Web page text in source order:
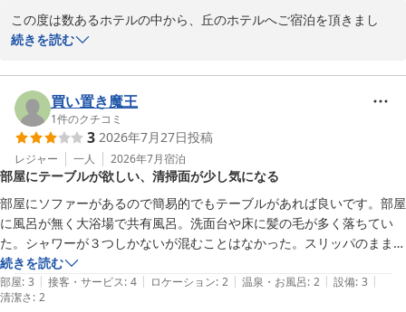
・ジャグジー(泡風呂)のスイッチが途中で入らなくなった
・レストラン会場にお湯の用意がない
・客室デスクのコンセントが使いづらい
この度は数あるホテルの中から、丘のホテルへご宿泊を頂きまし
て、誠にありがとうございました。また、お忙しい中、口コミをご
お客様からは、率直な評価を沢山頂戴し、大変有難く存じます。低
評価であった点を真摯に受け止め、お客様のご意見に耳を傾けなが
ら、今後のサービスに努めて参ります。
機会がございましたらまたご利用くださいませ。スタッフ一同心よ
りお待ちしております。
フロント　高橋
丘のホテル
2026-08-02
続きを読む
買い置き魔王
1件のクチコミ
3 2026年7月27日投稿
レジャー 一人 2026年7月宿泊
部屋にテーブルが欲しい、清掃面が少し気になる
部屋にソファーがあるので簡易的でもテーブルがあれば良いです。部屋
に風呂が無く大浴場で共有風呂。洗面台や床に髪の毛が多く落ちてい
た。シャワーが３つしかないが混むことはなかった。スリッパのまま脱
衣所に入ってきて、更に浴室で身体を拭くこともなくダラダラのまま上
がってきた客がいてびっくり。
仙台駅からは少し距離があるため歩くのが嫌な方は電車を使うか送迎サ
続きを読む
部屋: 3 | 接客・サービス: 4 | ロケーション: 2 | 温泉・お風呂: 2 | 設備: 3 |
清潔さ: 2